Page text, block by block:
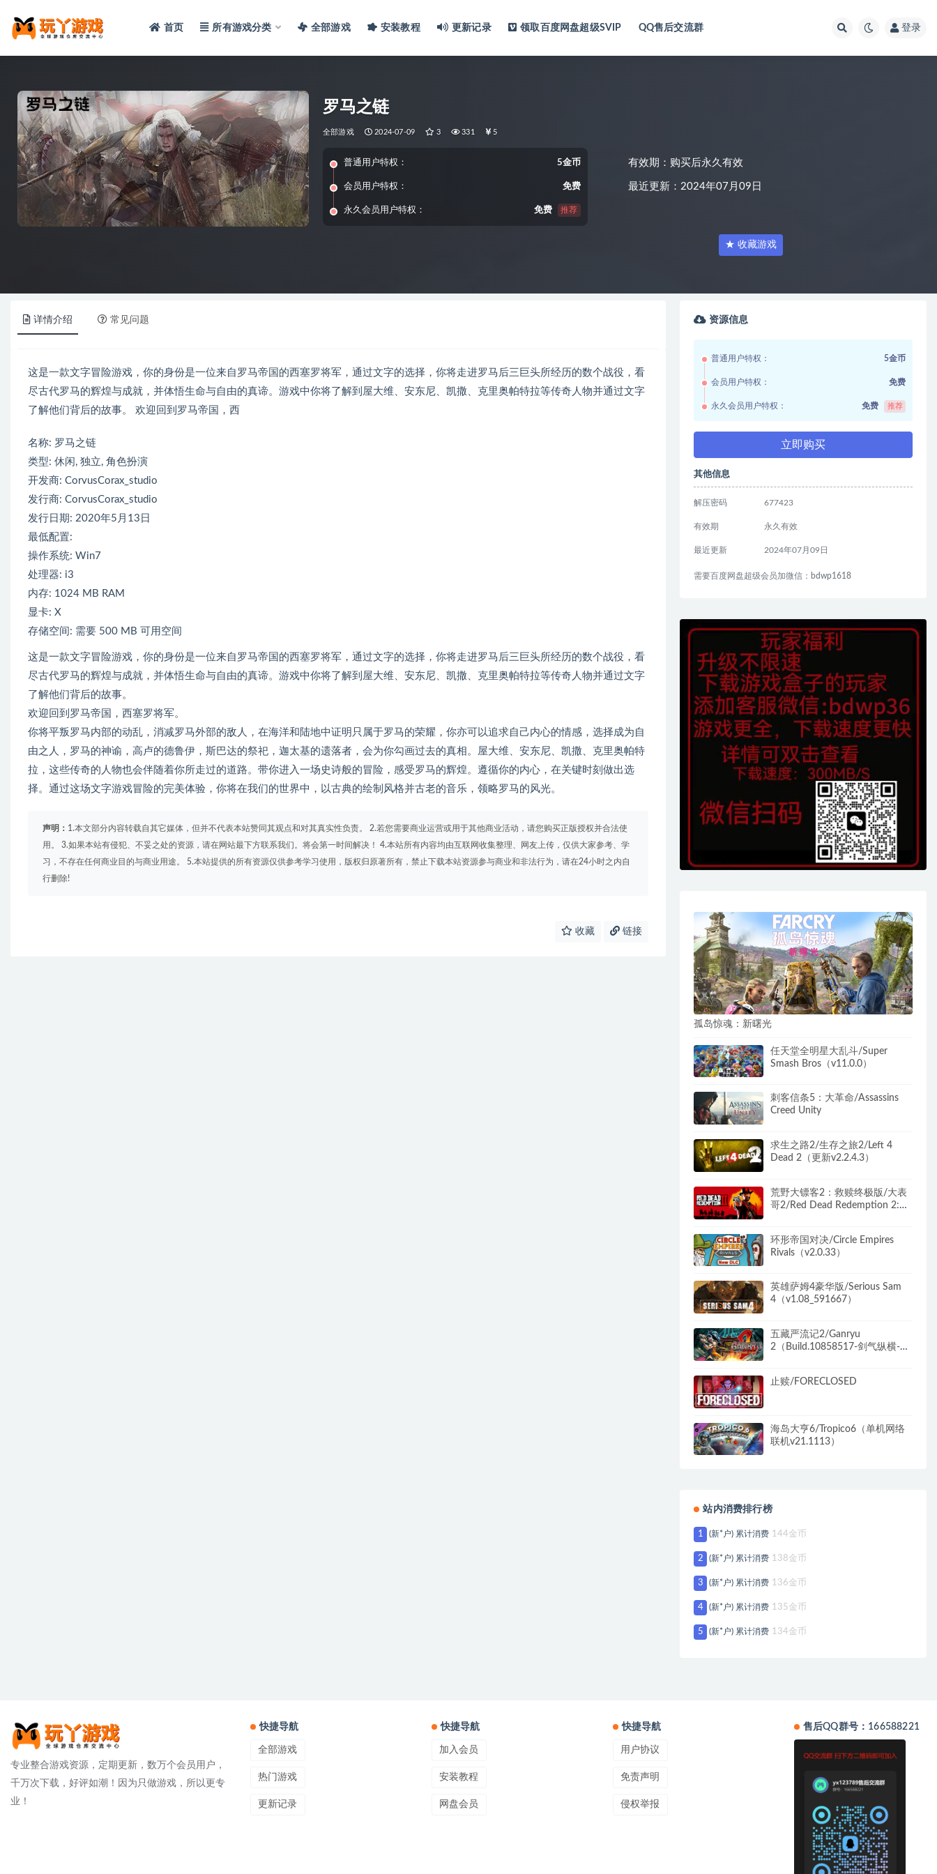
首页 所有游戏分类 全部游戏 安装教程 更新记录 领取百度网盘超级SVIP QQ售后交流群 登录
罗马之链
全部游戏 2024-07-09 3 331 5
普通用户特权： 5金币
会员用户特权： 免费
永久会员用户特权： 免费 推荐
有效期：购买后永久有效
最近更新：2024年07月09日
★ 收藏游戏
详情介绍 常见问题
这是一款文字冒险游戏，你的身份是一位来自罗马帝国的西塞罗将军，通过文字的选择，你将走进罗马后三巨头所经历的数个战役，看
尽古代罗马的辉煌与成就，并体悟生命与自由的真谛。游戏中你将了解到屋大维、安东尼、凯撒、克里奥帕特拉等传奇人物并通过文字
了解他们背后的故事。 欢迎回到罗马帝国，西
名称: 罗马之链
类型: 休闲, 独立, 角色扮演
开发商: CorvusCorax_studio
发行商: CorvusCorax_studio
发行日期: 2020年5月13日
最低配置:
操作系统: Win7
处理器: i3
内存: 1024 MB RAM
显卡: X
存储空间: 需要 500 MB 可用空间
这是一款文字冒险游戏，你的身份是一位来自罗马帝国的西塞罗将军，通过文字的选择，你将走进罗马后三巨头所经历的数个战役，看
尽古代罗马的辉煌与成就，并体悟生命与自由的真谛。游戏中你将了解到屋大维、安东尼、凯撒、克里奥帕特拉等传奇人物并通过文字
了解他们背后的故事。
欢迎回到罗马帝国，西塞罗将军。
你将平叛罗马内部的动乱，消减罗马外部的敌人，在海洋和陆地中证明只属于罗马的荣耀，你亦可以追求自己内心的情感，选择成为自
由之人，罗马的神谕，高卢的德鲁伊，斯巴达的祭祀，迦太基的遗落者，会为你勾画过去的真相。屋大维、安东尼、凯撒、克里奥帕特
拉，这些传奇的人物也会伴随着你所走过的道路。带你进入一场史诗般的冒险，感受罗马的辉煌。遵循你的内心，在关键时刻做出选
择。通过这场文字游戏冒险的完美体验，你将在我们的世界中，以古典的绘制风格并古老的音乐，领略罗马的风光。
声明： 1.本文部分内容转载自其它媒体，但并不代表本站赞同其观点和对其真实性负责。 2.若您需要商业运营或用于其他商业活动，请您购买正版授权并合法使
用。 3.如果本站有侵犯、不妥之处的资源，请在网站最下方联系我们。将会第一时间解决！ 4.本站所有内容均由互联网收集整理、网友上传，仅供大家参考、学
习，不存在任何商业目的与商业用途。 5.本站提供的所有资源仅供参考学习使用，版权归原著所有，禁止下载本站资源参与商业和非法行为，请在24小时之内自
行删除!
收藏 链接
资源信息
普通用户特权： 5金币
会员用户特权： 免费
永久会员用户特权： 免费 推荐
立即购买
其他信息
解压密码 677423
有效期 永久有效
最近更新 2024年07月09日
需要百度网盘超级会员加微信：bdwp1618
孤岛惊魂：新曙光
任天堂全明星大乱斗/Super
Smash Bros（v11.0.0）
刺客信条5：大革命/Assassins
Creed Unity
求生之路2/生存之旅2/Left 4
Dead 2（更新v2.2.4.3）
荒野大镖客2：救赎终极版/大表
哥2/Red Dead Redemption 2:
环形帝国对决/Circle Empires
Rivals（v2.0.33）
英雄萨姆4豪华版/Serious Sam
4（v1.08_591667）
五藏严流记2/Ganryu
2（Build.10858517-剑气纵横-无
止赎/FORECLOSED
海岛大亨6/Tropico6（单机网络
联机v21.1113）
站内消费排行榜
1 (新*户) 累计消费 144金币
2 (新*户) 累计消费 138金币
3 (新*户) 累计消费 136金币
4 (新*户) 累计消费 135金币
5 (新*户) 累计消费 134金币
专业整合游戏资源，定期更新，数万个会员用户，
千万次下载，好评如潮！因为只做游戏，所以更专
业！
快捷导航
全部游戏
热门游戏
更新记录
快捷导航
加入会员
安装教程
网盘会员
快捷导航
用户协议
免责声明
侵权举报
售后QQ群号：166588221